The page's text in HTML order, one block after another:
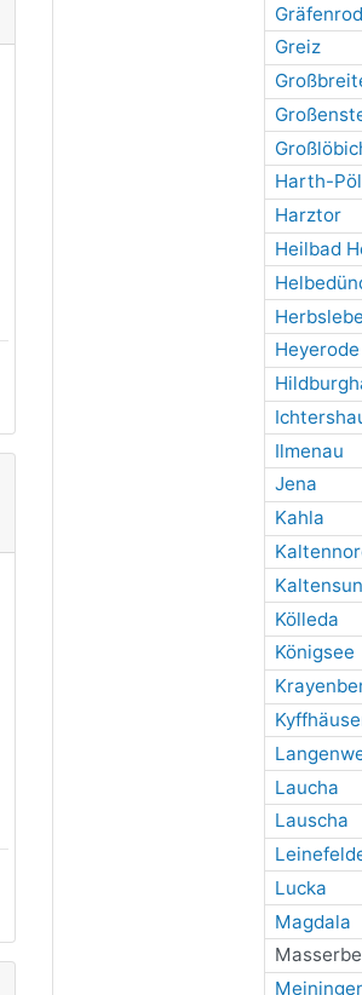
Greiz
Harth-
Harztor
Heilbad
Heyerode
Ilmenau
Jena
Kahla
Kölleda
Königsee
Laucha
Lauscha
Lucka
Magdala